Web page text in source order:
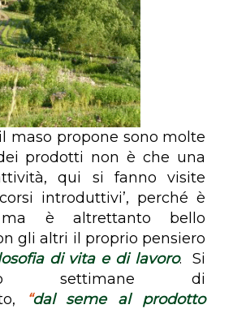
maso propone sono molte
prodotti non è che una
qui si fanno visite
introduttivi’, perché è
è altrettanto bello
gli altri il proprio pensiero
di vita e di lavoro. Si
settimane di
“dal seme al prodotto